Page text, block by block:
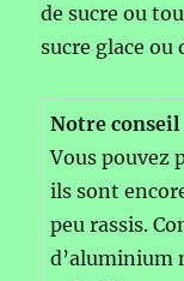
de sucre ou
sucre glace ou
Notre conseil
Vous pouvez
ils sont
peu rassis.
d’aluminium